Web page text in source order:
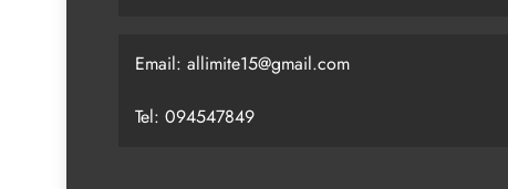
Email: allimite15@gmail.com
Tel: 094547849